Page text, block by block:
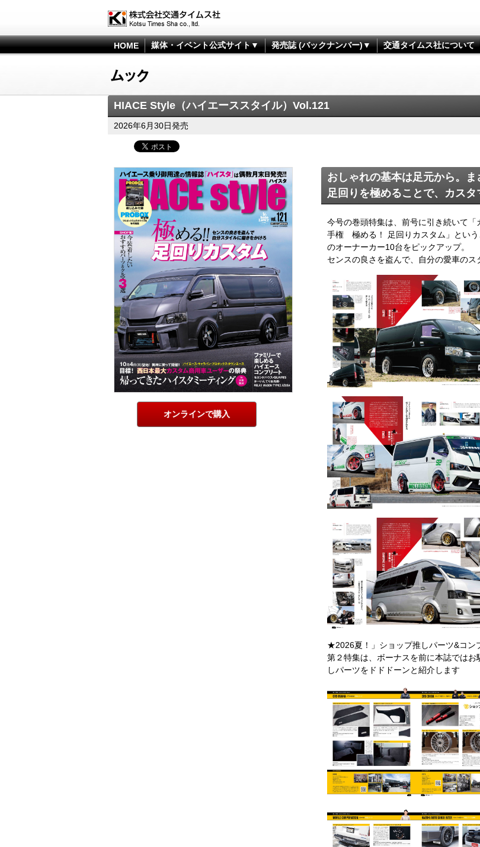
HOME 媒体・イベント公式サイト▼ 発売誌 (バックナンバー)▼ 交通タイムス社について
HIACE Style（ハイエーススタイル）Vol.121
2026年6月30日発売
オンラインで購入
おしゃれの基本は足元から。
足回りを極めることで、カス
今号の巻頭特集は、前号に引き続いて
手権 極める！ 足回りカスタム」という
のオーナーカー10台をピックアップ。
センスの良さを盗んで、自分の愛車のス
★2026夏！」ショップ推しパーツ&コン
第２特集は、ボーナスを前に本誌では
しパーツをドドドーンと紹介します